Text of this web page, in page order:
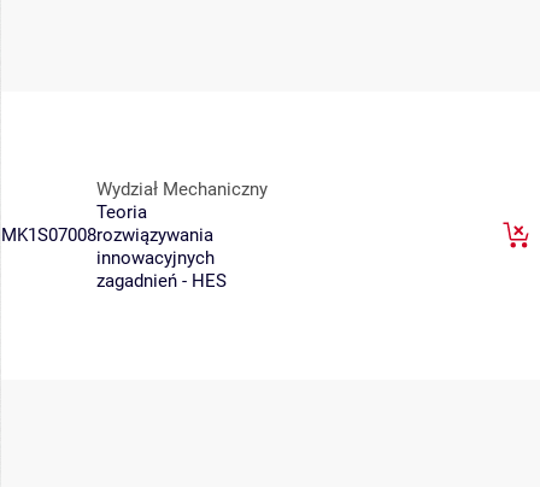
MK1S07008
Wydział Mechaniczny
Teoria
rozwiązywania
innowacyjnych
zagadnień - HES